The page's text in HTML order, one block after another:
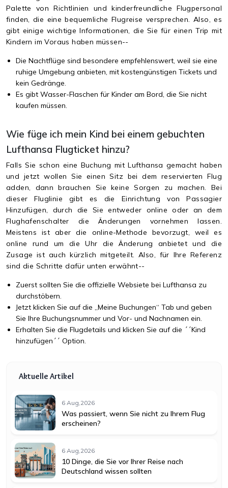
Palette von Richtlinien und kinderfreundliche Flugpersonal
finden, die eine bequemliche Flugreise versprechen. Also, es
gibt einige wichtige Informationen, die Sie für einen Trip mit
Kindern im Voraus haben müssen--
Die Nachtflüge sind besondere empfehlenswert, weil sie eine
ruhige Umgebung anbieten, mit kostengünstigen Tickets und
kein Gedränge.
Es gibt Wasser-Flaschen für Kinder am Bord, die Sie nicht
kaufen müssen.
Wie füge ich mein Kind bei einem gebuchten
Lufthansa Flugticket hinzu?
Falls Sie schon eine Buchung mit Lufthansa gemacht haben
und jetzt wollen Sie einen Sitz bei dem reservierten Flug
adden, dann brauchen Sie keine Sorgen zu machen. Bei
dieser Fluglinie gibt es die Einrichtung von Passagier
Hinzufügen, durch die Sie entweder online oder an dem
Flughafenschalter die Änderungen vornehmen lassen.
Meistens ist aber die online-Methode bevorzugt, weil es
online rund um die Uhr die Änderung anbietet und die
Zusage ist auch kürzlich mitgeteilt. Also, für Ihre Referenz
sind die Schritte dafür unten erwähnt--
Zuerst sollten Sie die offizielle Websiete bei Lufthansa zu
durchstöbern.
Jetzt klicken Sie auf die „Meine Buchungen“ Tab und geben
Sie Ihre Buchungsnummer und Vor- und Nachnamen ein.
Erhalten Sie die Flugdetails und klicken Sie auf die ´´Kind
hinzufügen´´ Option.
Aktuelle Artikel
6 Aug,2026
Was passiert, wenn Sie nicht zu Ihrem Flug
erscheinen?
6 Aug,2026
10 Dinge, die Sie vor Ihrer Reise nach
Deutschland wissen sollten